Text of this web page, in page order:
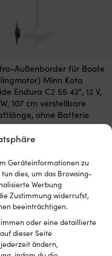
Geräteinformationen zu
dies, um das Browsing-
Werbung
Zustimmung widerrufst,
beeinträchtigen.
oder eine detaillierte
dieser Seite
ändern,
Außenborder für Boote
Minn Kota
Endura C2 55 42″, 12 V,
107 cm verstellbare
ohne Batterie
inkl.